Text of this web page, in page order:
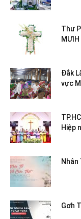
Thư
MƯIH
Đắk
vực
Hiệp
Gơh